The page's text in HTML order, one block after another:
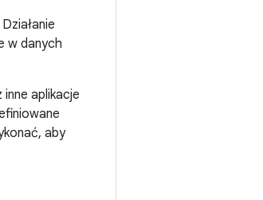
w danych
aplikacje
aby